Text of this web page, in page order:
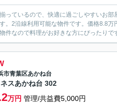
っているので、快適に過ごしやすいお
。2沿線利用可能な物件です。価格8.8
件なので料理がお好きな方にぴったり
市青葉区あかね台
スあかね台 302
万円 管理/共益費5,000円